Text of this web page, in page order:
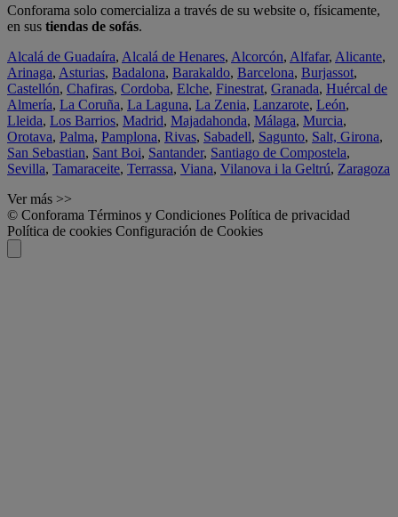
Conforama solo comercializa a través de su website o, físicamente,
en sus tiendas de sofás.
Alcalá de Guadaíra, Alcalá de Henares, Alcorcón, Alfafar, Alicante,
Arinaga, Asturias, Badalona, Barakaldo, Barcelona, Burjassot,
Castellón, Chafiras, Cordoba, Elche, Finestrat, Granada, Huércal de
Almería, La Coruña, La Laguna, La Zenia, Lanzarote, León,
Lleida, Los Barrios, Madrid, Majadahonda, Málaga, Murcia,
Orotava, Palma, Pamplona, Rivas, Sabadell, Sagunto, Salt, Girona,
San Sebastian, Sant Boi, Santander, Santiago de Compostela,
Sevilla, Tamaraceite, Terrassa, Viana, Vilanova i la Geltrú, Zaragoza
Ver más >>
© Conforama Términos y Condiciones Política de privacidad
Política de cookies Configuración de Cookies